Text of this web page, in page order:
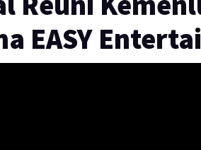
EASY